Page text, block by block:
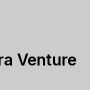
Venture